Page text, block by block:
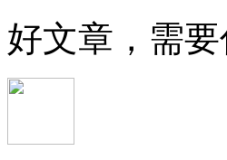
好文章，需